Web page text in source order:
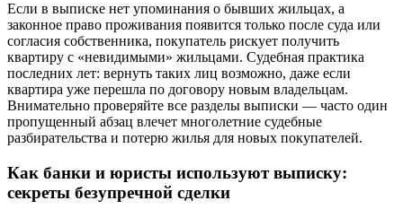
Если в выписке нет упоминания о бывших жильцах, а
законное право проживания появится только после суда или
согласия собственника, покупатель рискует получить
квартиру с «невидимыми» жильцами. Судебная практика
последних лет: вернуть таких лиц возможно, даже если
квартира уже перешла по договору новым владельцам.
Внимательно проверяйте все разделы выписки — часто один
пропущенный абзац влечет многолетние судебные
разбирательства и потерю жилья для новых покупателей.
Как банки и юристы используют выписку:
секреты безупречной сделки